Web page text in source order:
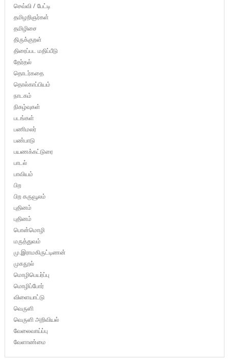
செவ்வி / பேட்டி
தமிழறிஞர்கள்
தமிழிசை
திருக்குறள்
திரைப்பட மதிப்பீடு
தேர்தல்
தொடர்கதை
தொல்காப்பியம்
நாடகம்
நிகழ்வுகள்
படங்கள்
பணிமலர்
பண்பாடு
பயணக்கட்டுரை
பாடல்
பாவியம்
பிற
பிற கருவூலம்
புதினம்
புதினம்
பொன்மொழி
மருத்துவம்
மு.இராமகிருட்டிணன்
முகநூல்
மொழிபெயர்ப்பு
மொழிப்போர்
விளையாட்டு
வெருளி
வெருளி அறிவியல்
வேலைவாய்ப்பு
வேளாண்மை